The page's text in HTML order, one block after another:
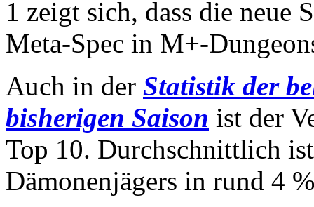
1 zeigt sich, dass die neue
Meta-Spec in M+-
Auch in der Statistik der
bisherigen Saison ist der
Top 10. Durchschnittlich
Dämonenjägers in rund 4 %